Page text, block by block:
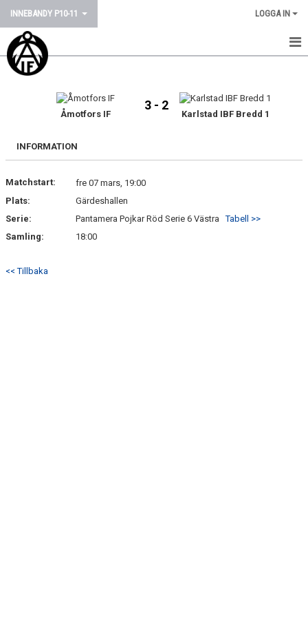
INNEBANDY P10-11 LOGGA IN
HEM
MATCHER
TRUPPEN
BILDGALLERI
KONTAKT
Åmotfors IF
3 - 2
Karlstad IBF Bredd 1
INFORMATION
Matchstart:
fre 07 mars, 19:00
Plats:
Gärdeshallen
Serie:
Pantamera Pojkar Röd Serie 6 VästraTabell >>
Samling:
18:00
<< Tillbaka